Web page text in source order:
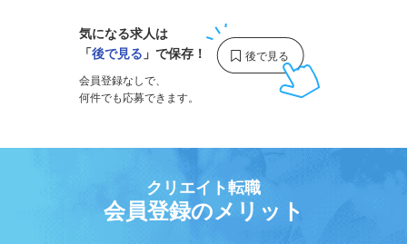
気になる求人は
「後で見る 」で保存！
会員登録なしで、
何件でも応募できます。
クリエイト転職
会員登録のメリット